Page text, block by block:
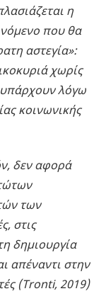
η
που θα
αστεγία»:
χωρίς
υπάρχουν λόγω
κοινωνικής
δεν αφορά
των
στις
δημιουργία
απέναντι στην
(Tronti, 2019)